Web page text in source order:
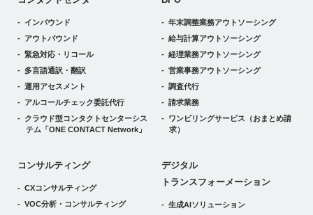
インバウンド
アウトバウンド
緊急対応・リコール
多言語通訳・翻訳
運用アセスメント
アルコールチェック委託代行
クラウド型コンタクトセンターシス
テム 「ONE CONTACT Network」
年末調整業務アウトソーシング
給与計算アウトソーシング
経理業務アウトソーシング
営業事務アウトソーシング
調査代行
請求業務
ワンビリングサービス （おまとめ請
求）
コンサルティング
CXコンサルティング
VOC分析・コンサルティング
デジタルトランスフォーメーション
デジタル
トランスフォーメーション
生成AIソリューション